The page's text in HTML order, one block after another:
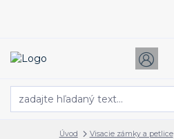
Úvod Visacie zámky a petlice